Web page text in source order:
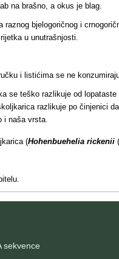
na brašno, a okus je blag.
bjelogoričnog i
u unutrašnjosti.
i listićima se ne
se teško razlikuje od
razlikuje po činjenici
i naša vrsta.
(Hohenbuehelia rickenii
sekvence